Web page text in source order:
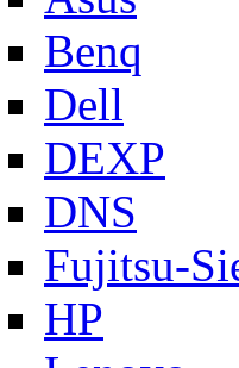
Benq
Dell
DEXP
DNS
Fujitsu-
HP